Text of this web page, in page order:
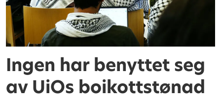
Ingen har benyttet seg
av UiOs boikottstønad